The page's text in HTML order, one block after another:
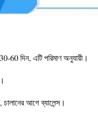
60 দিন, এটি পরিমাণ অনুযায়ী।
আগে ব্যালেন্স।